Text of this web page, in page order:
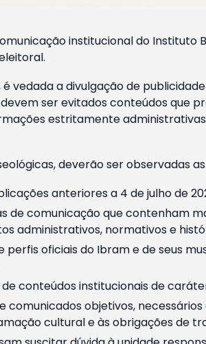
institucional do
vedada a divulgação de
ser evitados conteúdos que
estritamente
deverão ser observadas
anteriores a 4 de julho de
de comunicação que contenham
administrativos, normativos e
oficiais do Ibram e de seus
conteúdos institucionais de
comunicados objetivos,
cultural e às obrigações de